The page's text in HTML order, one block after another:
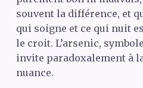
souvent la différence, et
qui soigne et ce qui nuit
le croit. L’arsenic,
invite paradoxalement à
nuance.